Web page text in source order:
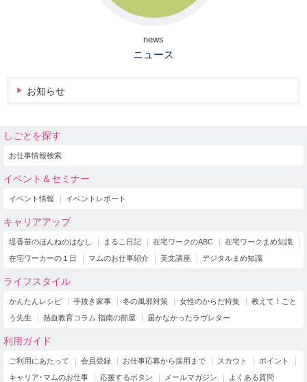
news
ニュース
お知らせ
しごとを探す
お仕事情報検索
イベント＆セミナー
イベント情報 イベントレポート
キャリアアップ
堤香苗のほんねのはなし まるこ日記 在宅ワークのABC
在宅ワークまめ知識
在宅ワーカーの１日
マムのお仕事紹介 美文講座 デジタルまめ知識
ライフスタイル
かんたんレシピ 手抜き家事 冬の風邪対策 女性のからだ特集
教えて！ごと
う先生
熱血教育コラム 指南の部屋 届かなかったラヴレター
利用ガイド
ご利用にあたって 会員登録 お仕事応募から採用まで スカウト
ポイント
キャリア･マムのお仕事
応援するボタン メールマガジン よくある質問